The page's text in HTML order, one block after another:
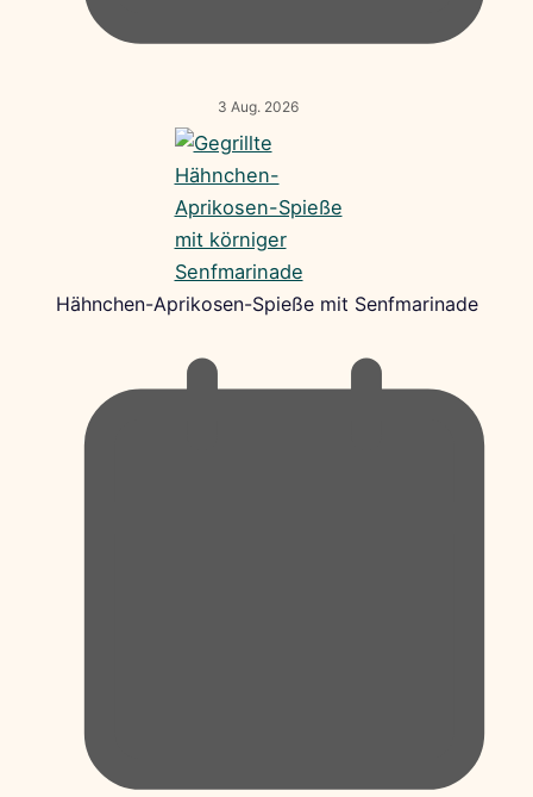
3 Aug. 2026
Hähnchen-Aprikosen-Spieße mit Senfmarinade